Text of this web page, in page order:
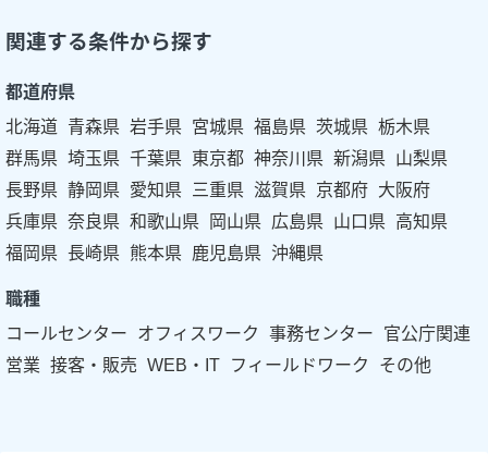
関連する条件から探す
都道府県
北海道 青森県 岩手県 宮城県 福島県 茨城県 栃木県
群馬県 埼玉県 千葉県 東京都 神奈川県 新潟県 山梨県
長野県 静岡県 愛知県 三重県 滋賀県 京都府 大阪府
兵庫県 奈良県 和歌山県 岡山県 広島県 山口県 高知県
福岡県 長崎県 熊本県 鹿児島県 沖縄県
職種
コールセンター
オフィスワーク 事務センター
官公庁関連
営業 接客・販売 WEB・IT フィールドワーク その他